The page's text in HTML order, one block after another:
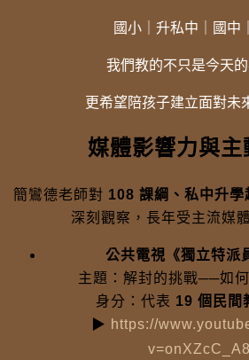
國小｜升私中｜國中
我們教的不只是今天的
更希望陪孩子建立面對未
媒體影響力與主
簡鸞德老師對 108 課綱、私中升學
深刻觀察，長年受主流媒
公共電視《獨立特派
主題：解封的挑戰──如
身分：代表 19 個民間
▶ https://